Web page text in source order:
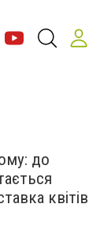
до
квітів